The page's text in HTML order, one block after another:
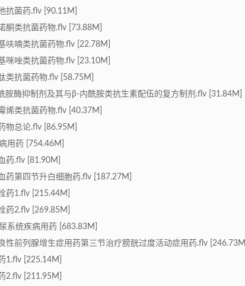
抗菌药.flv [90.11M]
酮类抗菌药物.flv [73.88M]
呋喃类抗菌药物.flv [22.78M]
咪唑类抗菌药物.flv [23.10M]
类抗菌药物.flv [58.75M]
胺酶抑制剂及其与β-内酰胺类抗生素配伍的复方制剂.flv [31.84M]
烯类抗菌药物.flv [40.37M]
物总论.flv [86.95M]
用药 [754.46M]
药.flv [81.90M]
药第四节升白细胞药.flv [187.27M]
药1.flv [215.44M]
药2.flv [269.85M]
系统疾病用药 [683.83M]
性前列腺增生症用药第三节治疗膀胱过度活动症用药.flv [246.73M]
1.flv [225.14M]
2.flv [211.95M]